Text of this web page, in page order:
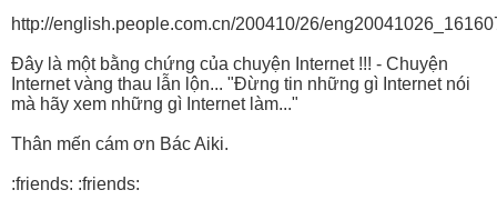
http://english.people.com.cn/200410/26/
Đây là một bằng chứng của chuyện Internet !!! - Chuyện
Internet vàng thau lẫn lộn... "Đừng tin những gì Internet nói
mà hãy xem những gì Internet làm..."
Thân mến cám ơn Bác Aiki.
:friends: :friends: